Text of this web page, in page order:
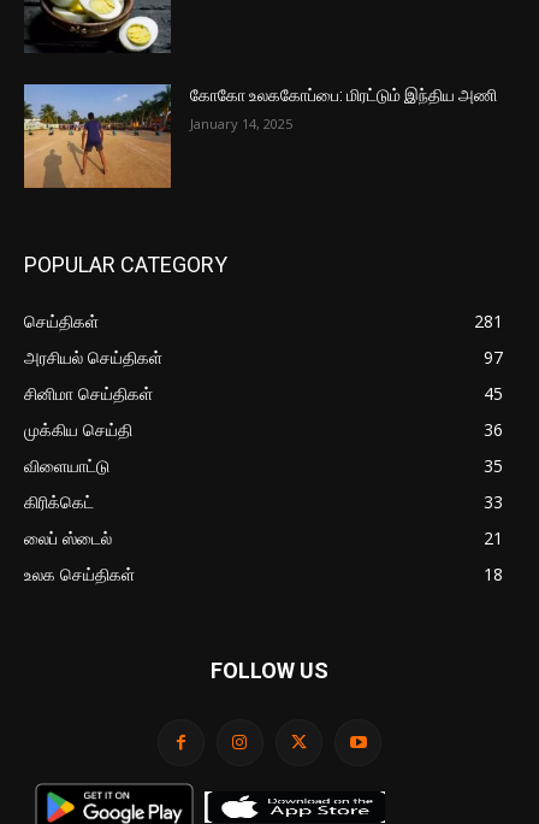
கோகோ உலககோப்பை: மிரட்டும் இந்திய அணி
January 14, 2025
POPULAR CATEGORY
செய்திகள்
281
அரசியல் செய்திகள்
97
சினிமா செய்திகள்
45
முக்கிய செய்தி
36
விளையாட்டு
35
கிரிக்கெட்
33
லைப் ஸ்டைல்
21
உலக செய்திகள்
18
FOLLOW US